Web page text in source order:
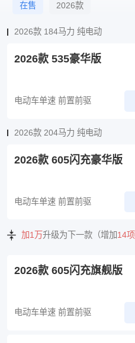
在售 2026款
2026款 184马力 纯电动
2026款 535豪华版
电动车单速 前置前驱
2026款 204马力 纯电动
2026款 605闪充豪华版
电动车单速 前置前驱
加1万升级为下一款（增加14项
2026款 605闪充旗舰版
电动车单速 前置前驱